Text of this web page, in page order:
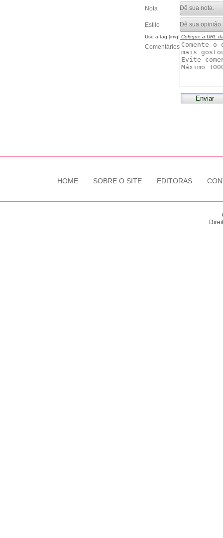
Nota
Estilo
Use a tag [img] Coloque a URL
Comentários
HOME SOBRE O SITE EDITORAS